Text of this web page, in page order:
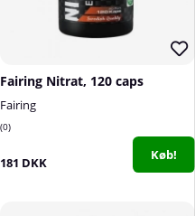
Fairing Nitrat, 120 caps
Fairing
0
181 DKK Køb!